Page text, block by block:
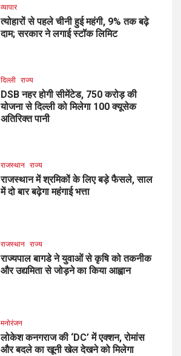
व्यापार
त्योहारों से पहले चीनी हुई महंगी, 9% तक बढ़े
दाम; सरकार ने लगाई स्टॉक लिमिट
दिल्ली राज्य
DSB नहर होगी सीमेंटेड, 750 करोड़ की
योजना से दिल्ली को मिलेगा 100 क्यूसेक
अतिरिक्त पानी
राजस्थान राज्य
राजस्थान में श्रमिकों के लिए बड़े फैसले, साल
में दो बार बढ़ेगा महंगाई भत्ता
राजस्थान राज्य
राज्यपाल बागडे ने युवाओं से कृषि को तकनीक
और उद्यमिता से जोड़ने का किया आह्वान
मनोरंजन
लोकेश कनगराज की ‘DC’ में एक्शन, रोमांस
और बदले का खूनी खेल देखने को मिलेगा